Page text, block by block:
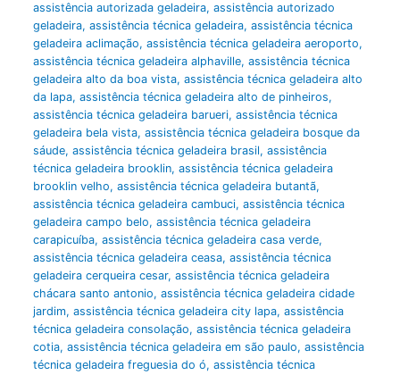
assistência autorizada geladeira, assistência autorizado
geladeira, assistência técnica geladeira, assistência técnica
geladeira aclimação, assistência técnica geladeira aeroporto,
assistência técnica geladeira alphaville, assistência técnica
geladeira alto da boa vista, assistência técnica geladeira alto
da lapa, assistência técnica geladeira alto de pinheiros,
assistência técnica geladeira barueri, assistência técnica
geladeira bela vista, assistência técnica geladeira bosque da
sáude, assistência técnica geladeira brasil, assistência
técnica geladeira brooklin, assistência técnica geladeira
brooklin velho, assistência técnica geladeira butantã,
assistência técnica geladeira cambuci, assistência técnica
geladeira campo belo, assistência técnica geladeira
carapicuíba, assistência técnica geladeira casa verde,
assistência técnica geladeira ceasa, assistência técnica
geladeira cerqueira cesar, assistência técnica geladeira
chácara santo antonio, assistência técnica geladeira cidade
jardim, assistência técnica geladeira city lapa, assistência
técnica geladeira consolação, assistência técnica geladeira
cotia, assistência técnica geladeira em são paulo, assistência
técnica geladeira freguesia do ó, assistência técnica